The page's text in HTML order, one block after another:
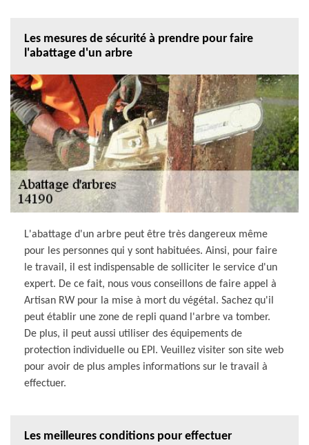
Les mesures de sécurité à prendre pour faire
l'abattage d'un arbre
L'abattage d'un arbre peut être très dangereux même
pour les personnes qui y sont habituées. Ainsi, pour faire
le travail, il est indispensable de solliciter le service d'un
expert. De ce fait, nous vous conseillons de faire appel à
Artisan RW pour la mise à mort du végétal. Sachez qu'il
peut établir une zone de repli quand l'arbre va tomber.
De plus, il peut aussi utiliser des équipements de
protection individuelle ou EPI. Veuillez visiter son site web
pour avoir de plus amples informations sur le travail à
effectuer.
Les meilleures conditions pour effectuer